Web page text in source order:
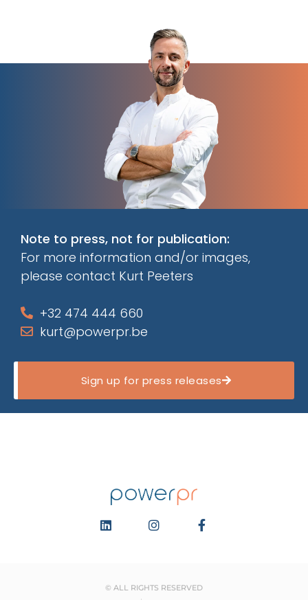
Note to press, not for publication:
For more information and/or images,
please contact Kurt Peeters
+32 474 444 660
kurt@powerpr.be
Sign up for press releases
© ALL RIGHTS RESERVED